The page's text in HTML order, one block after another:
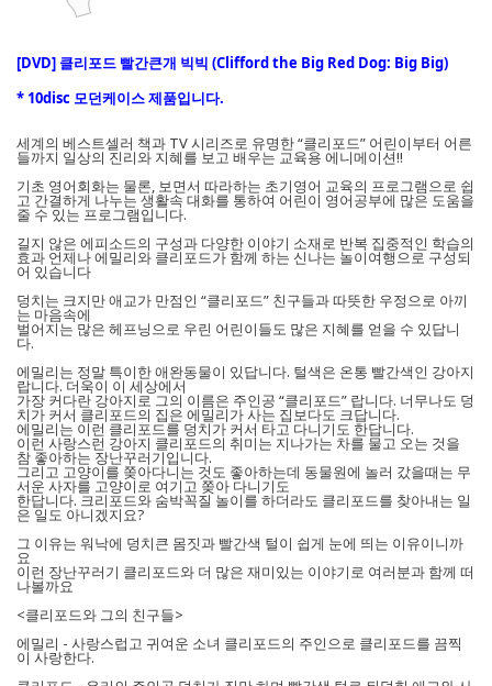
[DVD] 클리포드 빨간큰개 빅빅 (Clifford the Big Red Dog: Big Big)
* 10disc 모던케이스 제품입니다.
세계의 베스트셀러 책과 TV 시리즈로 유명한 “클리포드” 어린이부터 어른
들까지 일상의 진리와 지혜를 보고 배우는 교육용 에니메이션!!
기초 영어회화는 물론, 보면서 따라하는 초기영어 교육의 프로그램으로 쉽
고 간결하게 나누는 생활속 대화를 통하여 어린이 영어공부에 많은 도움을
줄 수 있는 프로그램입니다.
길지 않은 에피소드의 구성과 다양한 이야기 소재로 반복 집중적인 학습의
효과 언제나 에밀리와 클리포드가 함께 하는 신나는 놀이여행으로 구성되
어 있습니다
덩치는 크지만 애교가 만점인 “클리포드” 친구들과 따뜻한 우정으로 아끼
는 마음속에
벌어지는 많은 헤프닝으로 우린 어린이들도 많은 지혜를 얻을 수 있답니
다.
에밀리는 정말 특이한 애완동물이 있답니다. 털색은 온통 빨간색인 강아지
랍니다. 더욱이 이 세상에서
가장 커다란 강아지로 그의 이름은 주인공 “클리포드” 랍니다. 너무나도 덩
치가 커서 클리포드의 집은 에밀리가 사는 집보다도 크답니다.
에밀리는 이런 클리포드를 덩치가 커서 타고 다니기도 한답니다.
이런 사랑스런 강아지 클리포드의 취미는 지나가는 차를 물고 오는 것을
참 좋아하는 장난꾸러기입니다.
그리고 고양이를 쫒아다니는 것도 좋아하는데 동물원에 놀러 갔을때는 무
서운 사자를 고양이로 여기고 쫒아 다니기도
한답니다. 크리포드와 숨박꼭질 놀이를 하더라도 클리포드를 찾아내는 일
은 일도 아니겠지요?
그 이유는 워낙에 덩치큰 몸짓과 빨간색 털이 쉽게 눈에 띄는 이유이니까
요
이런 장난꾸러기 클리포드와 더 많은 재미있는 이야기로 여러분과 함께 떠
나볼까요
<클리포드와 그의 친구들>
에밀리 - 사랑스럽고 귀여운 소녀 클리포드의 주인으로 클리포드를 끔찍
이 사랑한다.